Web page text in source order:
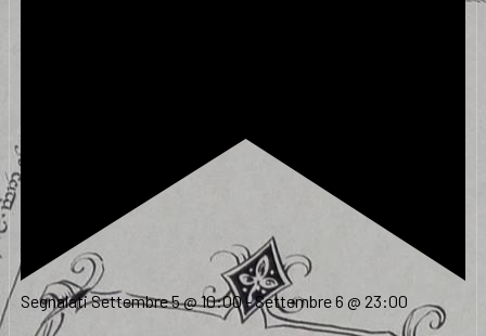
SegnalatiSettembre 5 @ 10:00-Settembre 6 @ 23:00